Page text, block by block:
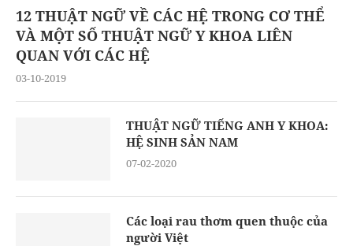
12 THUẬT NGỮ VỀ CÁC HỆ TRONG CƠ THỂ
VÀ MỘT SỐ THUẬT NGỮ Y KHOA LIÊN
QUAN VỚI CÁC HỆ
03-10-2019
THUẬT NGỮ TIẾNG ANH Y KHOA:
HỆ SINH SẢN NAM
07-02-2020
Các loại rau thơm quen thuộc của
người Việt